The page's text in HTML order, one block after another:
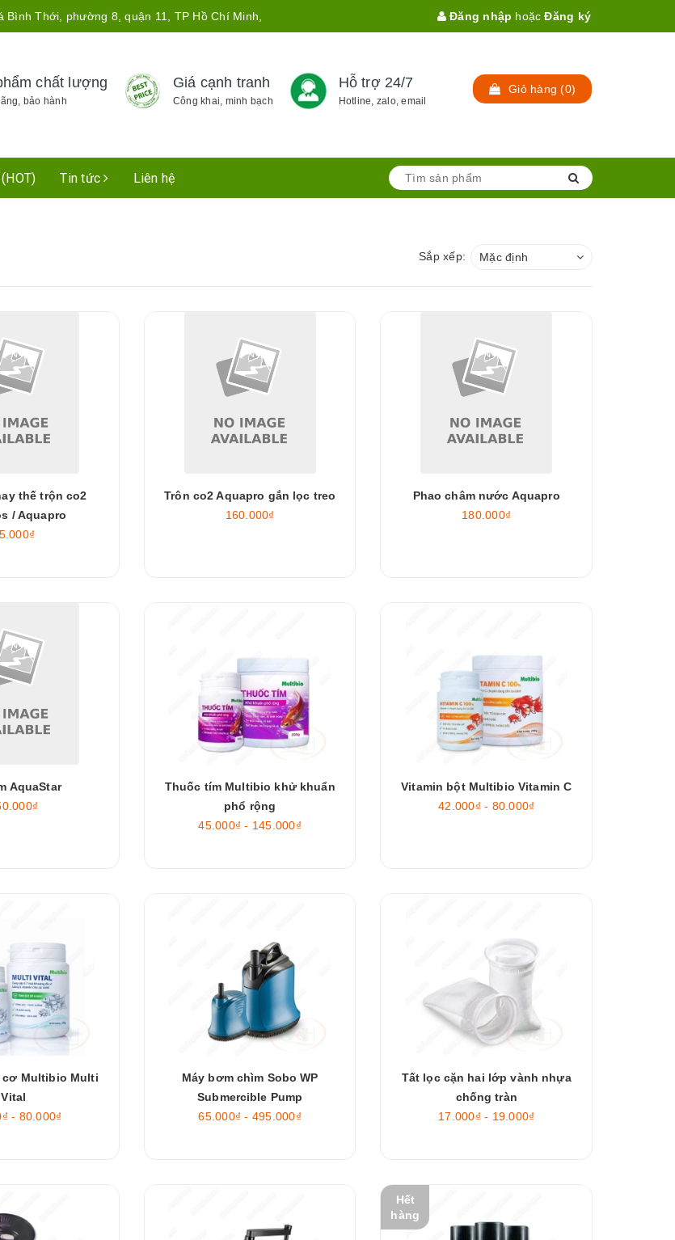
Bình Thới, phường 8, quận 11, TP Hồ Chí Minh, Đăng nhập hoặc Đăng ký
chất lượng
bảo hành
Giá cạnh tranh
Công khai, minh bạch
Hỗ trợ 24/7
Hotline, zalo, email
Giỏ hàng (0)
Tin tức Liên hệ
Sắp xếp: Mặc định
thế trộn co2
/ Aquapro
Trôn co2 Aquapro gắn lọc treo
160.000₫
Phao châm nước Aquapro
180.000₫
AquaStar
Thuốc tím Multibio khử khuẩn
phổ rộng
45.000₫ - 145.000₫
Vitamin bột Multibio Vitamin C
42.000₫ - 80.000₫
cơ Multibio Multi
Vital
- 80.000₫
Máy bơm chìm Sobo WP
Submercible Pump
65.000₫ - 495.000₫
Tất lọc cặn hai lớp vành nhựa
chống tràn
17.000₫ - 19.000₫
Hết
hàng